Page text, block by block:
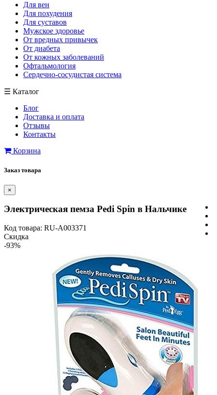
Для вен
Для похудения
Для суставов
Мужское здоровье
От вредных привычек
От диабета
От кожных заболеваний
Офтальмология
Сердечно-сосудистая система
☰ Каталог
Блог
Доставка и оплата
Отзывы
Контакты
Корзина
Заказ товара
×
Электрическая пемза Pedi Spin в Нальчике
Код товара: RU-A003371
Скидка
-93%